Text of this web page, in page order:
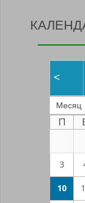
<
Месяц
П
3
10